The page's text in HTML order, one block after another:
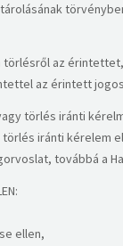
az
az érintett
törlés iránti
iránti kérelem
továbbá a
ellen,